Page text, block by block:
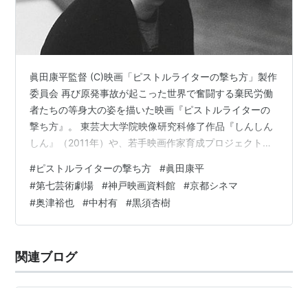
眞田康平監督 (C)映画「ピストルライターの撃ち方」製作
委員会 再び原発事故が起こった世界で奮闘する棄民労働
者たちの等身大の姿を描いた映画『ピストルライターの
撃ち方』。 東芸大大学院映像研究科修了作品『しんしん
しん』（2011年）や、若手映画作家育成プロジェクト
田康平監督が長年温めてきた企画をカタチにした待望の
長編第二作だ。 東京・ユーロスペース、シモキタ-エキマ
エ-シネマ『K2』での上映を好評のうちに終え、いよいよ
この秋、関西での公開がスタートする。 映画『ピストル
9月29日…
#ピストルライターの撃ち方 #眞田康平
#第七芸術劇場 #神戸映画資料館 #京都シネマ
#奥津裕也 #中村有 #黒須杏樹
関連ブログ